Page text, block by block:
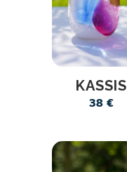
KASSIS
38 €